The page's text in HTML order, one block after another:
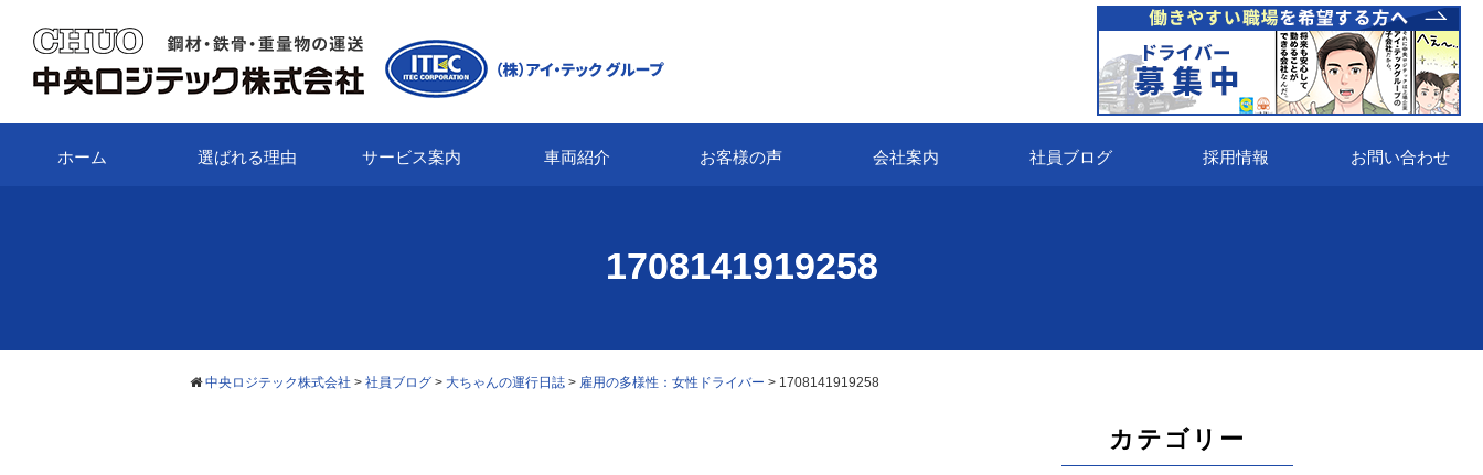
ホーム 選ばれる理由 サービス案内 車両紹介 お客様の声 会社案内 社員ブログ 採用情報 お問い合わせ
1708141919258
中央ロジテック株式会社 > 社員ブログ > 大ちゃんの運行日誌 > 雇用の多様性：女性ドライバー > 1708141919258
カテゴリー